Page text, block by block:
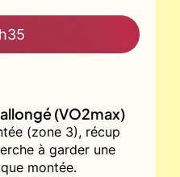
(VO2max)
(zone 3), récup
à garder une
montée.